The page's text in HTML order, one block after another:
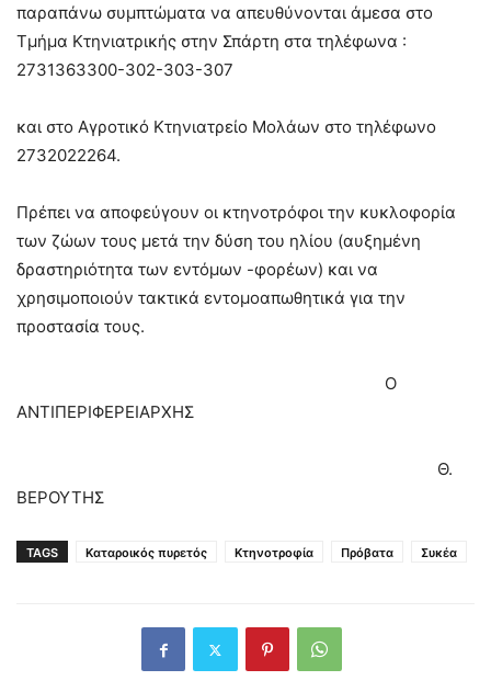
παραπάνω συμπτώματα να απευθύνονται άμεσα στο
Τμήμα Κτηνιατρικής στην Σπάρτη στα τηλέφωνα :
2731363300-302-303-307
και στο Αγροτικό Κτηνιατρείο Μολάων στο τηλέφωνο
2732022264.
Πρέπει να αποφεύγουν οι κτηνοτρόφοι την κυκλοφορία
των ζώων τους μετά την δύση του ηλίου (αυξημένη
δραστηριότητα των εντόμων -φορέων) και να
χρησιμοποιούν τακτικά εντομοαπωθητικά για την
προστασία τους.
Ο
ΑΝΤΙΠΕΡΙΦΕΡΕΙΑΡΧΗΣ
Θ.
ΒΕΡΟΥΤΗΣ
TAGS Καταροικός πυρετός Κτηνοτροφία Πρόβατα Συκέα